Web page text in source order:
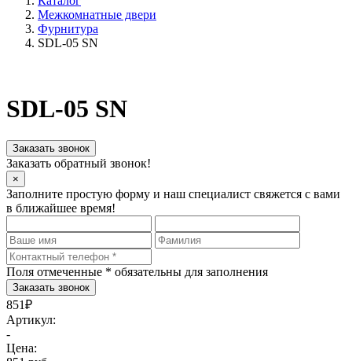
Межкомнатные двери
Фурнитура
SDL-05 SN
SDL-05 SN
Заказать звонок
Заказать обратный звонок!
×
Заполните простую форму и наш специалист свяжется с вами
в ближайшее время!
Поля отмеченные * обязательны для заполнения
851₽
Артикул:
-
Цена: